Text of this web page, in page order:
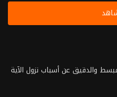
المبسط والدقيق عن أسباب نزول الآية